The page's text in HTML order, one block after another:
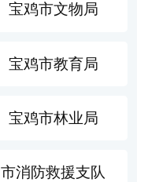
宝鸡市文物局
宝鸡市教育局
宝鸡市林业局
市消防救援支队